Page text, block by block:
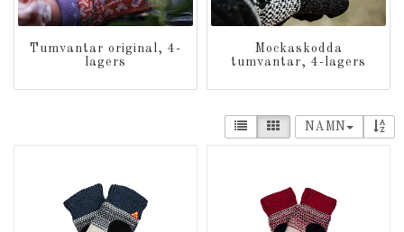
Tumvantar original, 4-
lagers
Mockaskodda
tumvantar, 4-lagers
NAMN